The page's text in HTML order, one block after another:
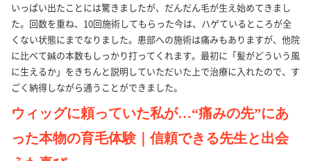
いっぱい出たことには驚きましたが、だんだん毛が生え始めてきまし
た。回数を重ね、10回施術してもらった今は、ハゲているところが全
くない状態にまでなりました。患部への施術は痛みもありますが、他院
に比べて鍼の本数もしっかり打ってくれます。最初に「髪がどういう風
に生えるか」をきちんと説明していただいた上で治療に入れたので、す
ごく納得しながら通うことができました。
ウィッグに頼っていた私が…“痛みの先”にあ
った本物の育毛体験｜信頼できる先生と出会